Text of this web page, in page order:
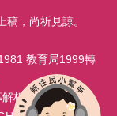
，尚祈見諒。
教育局1999轉
解析度